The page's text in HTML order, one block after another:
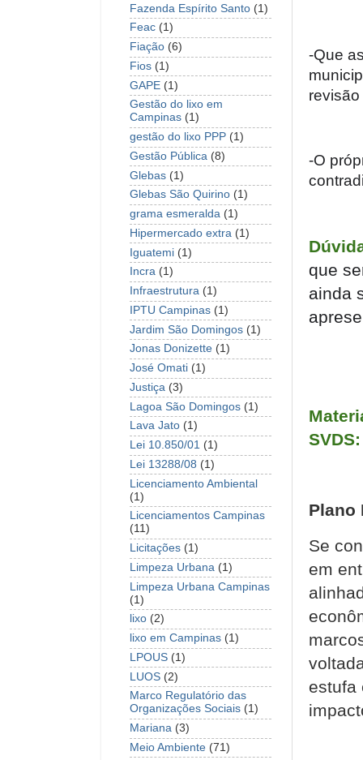
-Que
-O
que
ainda
SVDS:
Plano
Se
em
estufa
Fazenda Espírito Santo (1)
Feac (1)
Fiação (6)
Fios (1)
GAPE (1)
Gestão do lixo em
Campinas (1)
gestão do lixo PPP (1)
Gestão Pública (8)
Glebas (1)
Glebas São Quirino (1)
grama esmeralda (1)
Hipermercado extra (1)
Iguatemi (1)
Incra (1)
Infraestrutura (1)
IPTU Campinas (1)
Jardim São Domingos (1)
Jonas Donizette (1)
José Omati (1)
Justiça (3)
Lagoa São Domingos (1)
Lava Jato (1)
Lei 10.850/01 (1)
Lei 13288/08 (1)
Licenciamento Ambiental
(1)
Licenciamentos Campinas
(11)
Licitações (1)
Limpeza Urbana (1)
Limpeza Urbana Campinas
(1)
lixo (2)
lixo em Campinas (1)
LPOUS (1)
LUOS (2)
Marco Regulatório das
Organizações Sociais (1)
Mariana (3)
Meio Ambiente (71)